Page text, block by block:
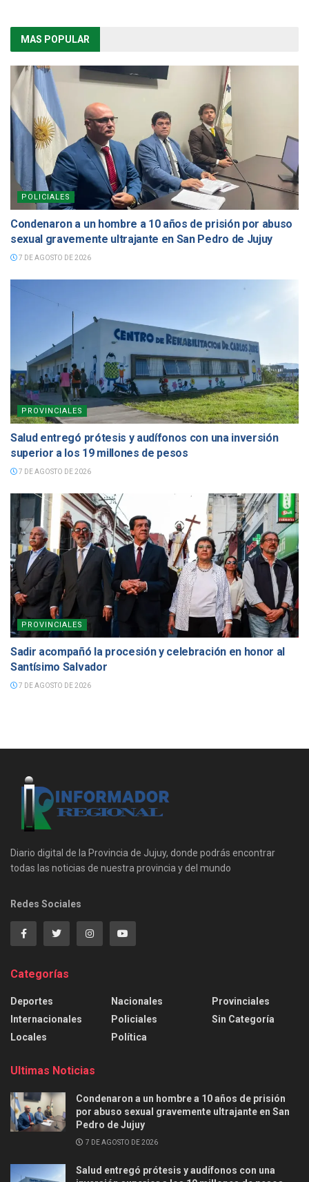
MAS POPULAR
POLICIALES
Condenaron a un hombre a 10 años de prisión por abuso
sexual gravemente ultrajante en San Pedro de Jujuy
7 DE AGOSTO DE 2026
PROVINCIALES
Salud entregó prótesis y audífonos con una inversión
superior a los 19 millones de pesos
7 DE AGOSTO DE 2026
PROVINCIALES
Sadir acompañó la procesión y celebración en honor al
Santísimo Salvador
7 DE AGOSTO DE 2026
Diario digital de la Provincia de Jujuy, donde podrás encontrar
todas las noticias de nuestra provincia y del mundo
Redes Sociales
Categorías
Deportes
Internacionales
Locales
Nacionales
Policiales
Política
Provinciales
Sin Categoría
Ultimas Noticias
Condenaron a un hombre a 10 años de prisión
por abuso sexual gravemente ultrajante en San
Pedro de Jujuy
7 DE AGOSTO DE 2026
Salud entregó prótesis y audífonos con una